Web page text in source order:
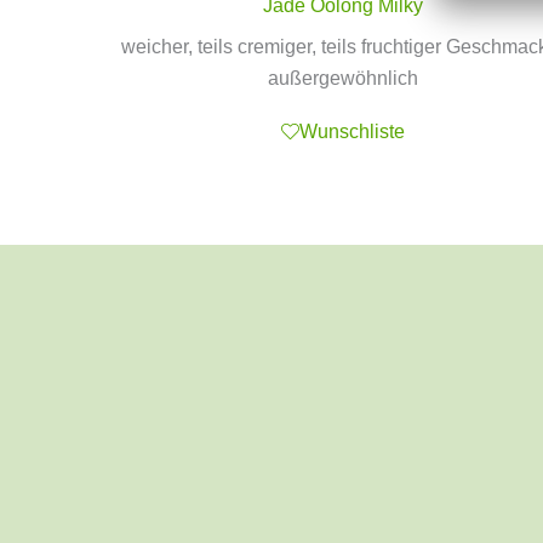
Jade Oolong Milky
weicher, teils cremiger, teils fruchtiger
außergewöhnlich
Wunschliste